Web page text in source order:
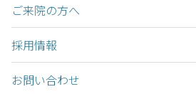
ご来院の方へ
採用情報
お問い合わせ